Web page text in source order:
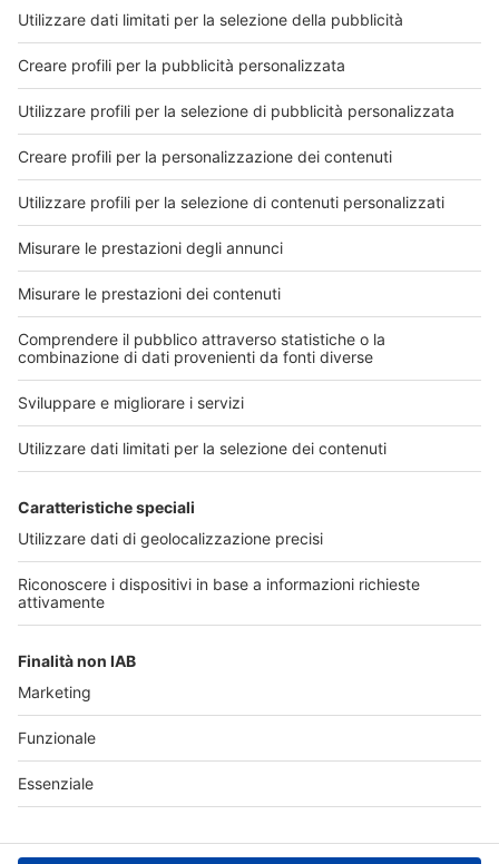
plasticità anche in età avanzata e può
attivare meccanismi di compenso, noti come
riserva cognitiva, che aiutano a preservare memoria
e funzioni cognitive. I progressi nell’imaging
cerebrale, nella genetica e nello studio dei
biomarcatori hanno inoltre mostrato come
infiammazione, metabolismo e salute vascolare
giochino un ruolo chiave nel declino cognitivo,
aprendo nuove prospettive per la prevenzione e
l’intervento precoce
Condividi su:
Cerca
Seguici sui principali
canali social:
Chi
Contatti
Policy